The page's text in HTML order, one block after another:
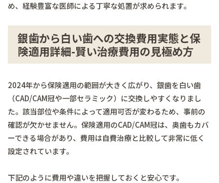
め、経験豊富な医師による丁寧な処置が求められます。
銀歯から白い歯への交換費用実態と保
険適用詳細-賢い治療費用の見極め方
2024年から保険適用の範囲が大きく広がり、銀歯を白い歯
（CAD/CAM冠や一部セラミック）に交換しやすくなりまし
た。該当部位や条件によって適用可否が変わるため、事前の
確認が欠かせません。保険適用のCAD/CAM冠は、奥歯もカバ
ーできる場合があり、費用は自費治療と比較して非常に低く
設定されています。
下記のように費用や違いを把握しておくと安心です。